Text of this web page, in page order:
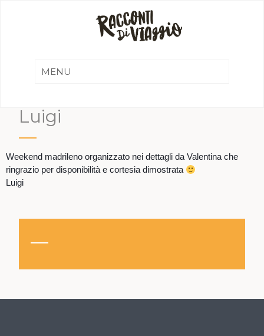
Luigi
Weekend madrileno organizzato nei dettagli da Valentina che
ringrazio per disponibilità e cortesia dimostrata
Luigi